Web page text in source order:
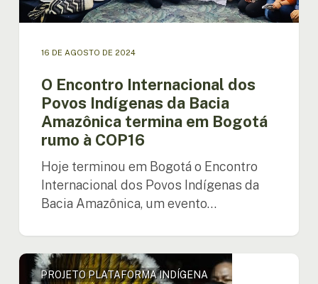
rumo
à
16 DE AGOSTO DE 2024
O Encontro Internacional dos
Povos Indígenas da Bacia
Amazônica termina em Bogotá
rumo à COP16
Hoje terminou em Bogotá o Encontro
Internacional dos Povos Indígenas da
Bacia Amazônica, um evento…
Consulta
Regional
PROJETO PLATAFORMA INDÍGENA